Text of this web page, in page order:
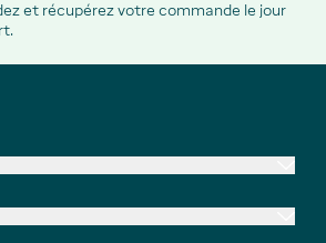
et récupérez votre commande le jour